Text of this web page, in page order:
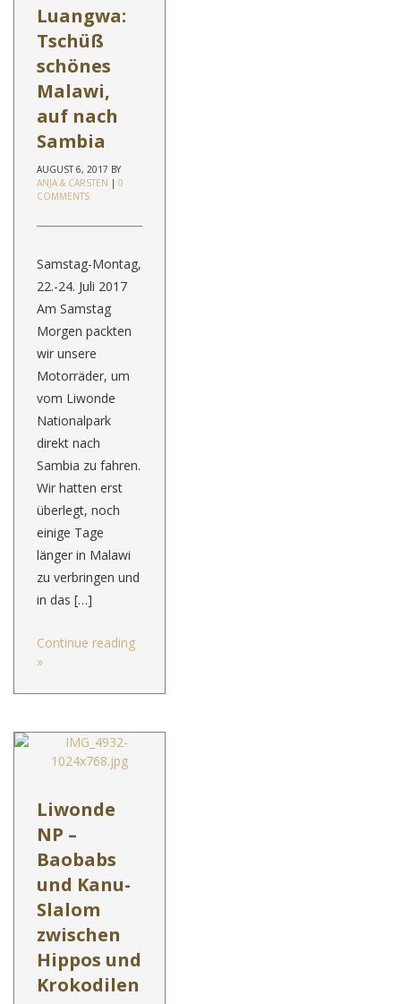
Luangwa:
Tschüß
schönes
Malawi,
auf nach
Sambia
AUGUST 6, 2017 BY
ANJA & CARSTEN | 0
COMMENTS
Samstag-Montag,
22.-24. Juli 2017
Am Samstag
Morgen packten
wir unsere
Motorräder, um
vom Liwonde
Nationalpark
direkt nach
Sambia zu fahren.
Wir hatten erst
überlegt, noch
einige Tage
länger in Malawi
zu verbringen und
in das […]
Continue reading
»
Liwonde
NP –
Baobabs
und Kanu-
Slalom
zwischen
Hippos und
Krokodilen